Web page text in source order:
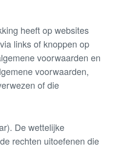
heeft op websites
links of knoppen op
voorwaarden en
voorwaarden,
of die
De wettelijke
rechten uitoefenen die